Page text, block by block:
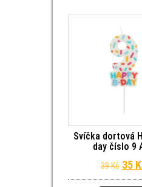
Svíčka dortová
day číslo 9
39Kč 35